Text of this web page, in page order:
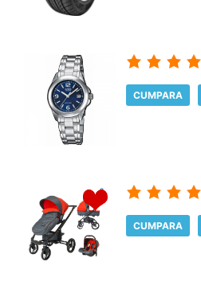
CUMPARA
CUMPARA